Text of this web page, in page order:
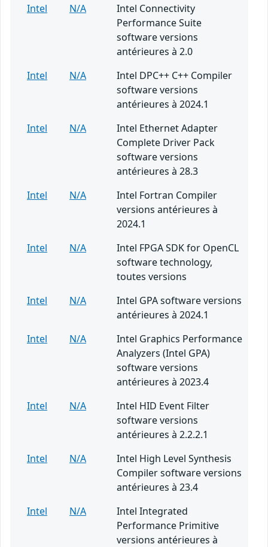
Intel N/A
Intel Connectivity
Performance Suite
software versions
antérieures à 2.0
Intel
N/A
Intel DPC++ C++ Compiler
software versions
antérieures à 2024.1
Intel
N/A
Intel Ethernet Adapter
Complete Driver Pack
software versions
antérieures à 28.3
Intel
N/A
Intel Fortran Compiler
versions antérieures à
2024.1
Intel
N/A
Intel FPGA SDK for OpenCL
software technology,
toutes versions
Intel
N/A
Intel GPA software versions
antérieures à 2024.1
Intel
N/A
Intel Graphics Performance
Analyzers (Intel GPA)
software versions
antérieures à 2023.4
Intel
N/A
Intel HID Event Filter
software versions
antérieures à 2.2.2.1
Intel
N/A
Intel High Level Synthesis
Compiler software versions
antérieures à 23.4
Intel
N/A
Intel Integrated
Performance Primitive
versions antérieures à